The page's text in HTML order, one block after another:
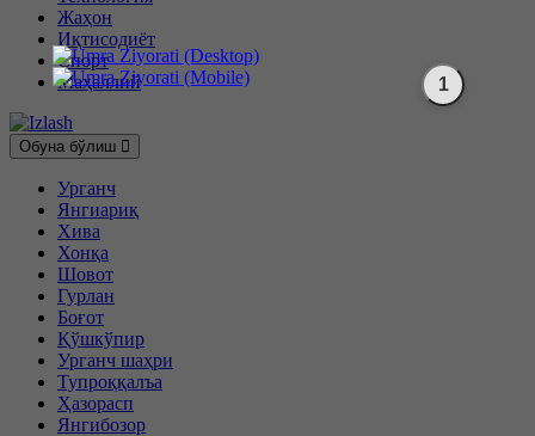
Жаҳон
Иқтисодиёт
Спорт
Маҳаллий
Обуна бўлиш
Урганч
Янгиариқ
Хива
Хонқа
Шовот
Гурлан
Боғот
Қўшкўпир
Урганч шаҳри
Тупроққалъа
Ҳазорасп
Янгибозор